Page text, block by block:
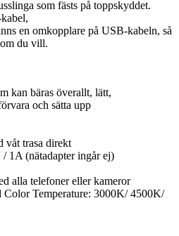
som fästs på toppskyddet.
en omkopplare på USB-kabeln, så
du vill.
kan bäras överallt, lätt,
och sätta upp
våt trasa direkt
1A (nätadapter ingår ej)
alla telefoner eller kameror
Temperature: 3000K/ 4500K/